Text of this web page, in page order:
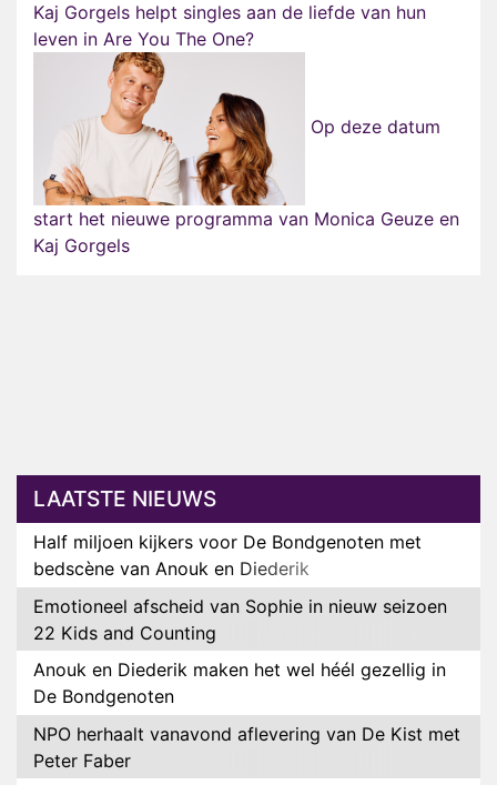
Kaj Gorgels helpt singles aan de liefde van hun
leven in Are You The One?
Op deze datum
start het nieuwe programma van Monica Geuze en
Kaj Gorgels
LAATSTE NIEUWS
Half miljoen kijkers voor De Bondgenoten met
bedscène van Anouk en Diederik
Emotioneel afscheid van Sophie in nieuw seizoen
22 Kids and Counting
Anouk en Diederik maken het wel héél gezellig in
De Bondgenoten
NPO herhaalt vanavond aflevering van De Kist met
Peter Faber